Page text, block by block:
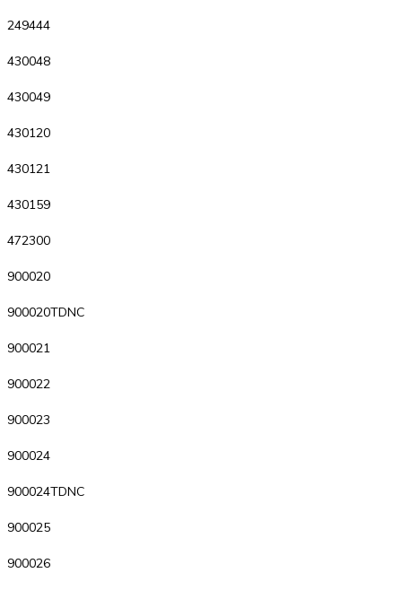
249444
430048
430049
430120
430121
430159
472300
900020
900020TDNC
900021
900022
900023
900024
900024TDNC
900025
900026